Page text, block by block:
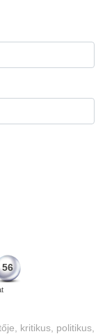
56
kritikus, politikus,